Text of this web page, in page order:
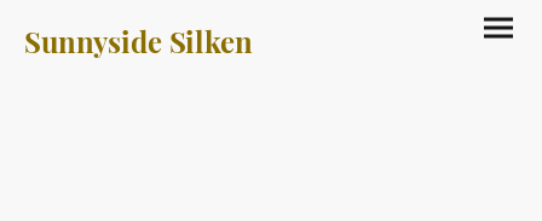
Sunnyside Silken